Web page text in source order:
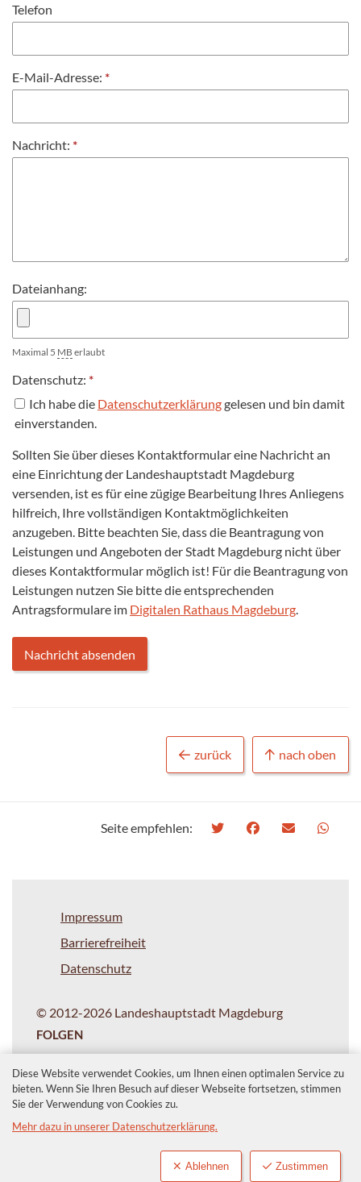
Diese Website verwendet Cookies, um Ihnen einen optimalen Service zu
bieten. Wenn Sie Ihren Besuch auf dieser Webseite fortsetzen, stimmen
Sie der Verwendung von Cookies zu.
Mehr dazu in unserer Datenschutzerklärung.
Ablehnen Zustimmen
Telefon
E-Mail-Adresse: *
Nachricht: *
Dateianhang:
Maximal 5 MB erlaubt
Datenschutz: *
Ich habe die Datenschutzerklärunggelesen und bin damit
einverstanden.
Sollten Sie über dieses Kontaktformular eine Nachricht an
eine Einrichtung der Landeshauptstadt Magdeburg
versenden, ist es für eine zügige Bearbeitung Ihres Anliegens
hilfreich, Ihre vollständigen Kontaktmöglichkeiten
anzugeben. Bitte beachten Sie, dass die Beantragung von
Leistungen und Angeboten der Stadt Magdeburg nicht über
dieses Kontaktformular möglich ist! Für die Beantragung von
Leistungen nutzen Sie bitte die entsprechenden
Antragsformulare im Digitalen Rathaus Magdeburg.
zurück nach oben
Seite empfehlen:
Impressum
Barrierefreiheit
Datenschutz
© 2012-2026 Landeshauptstadt Magdeburg
FOLGEN